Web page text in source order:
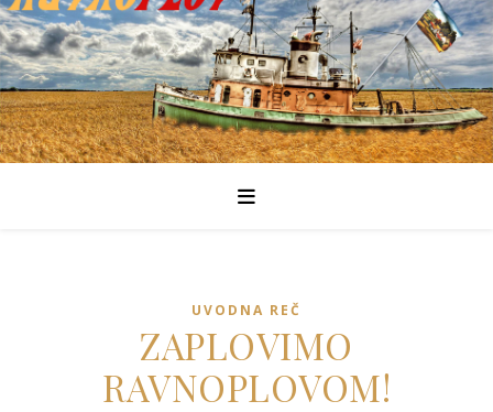
UVODNA REČ
ZAPLOVIMO
RAVNOPLOVOM!